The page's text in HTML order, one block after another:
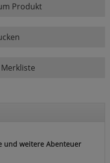
Produkt
und weitere Abenteuer